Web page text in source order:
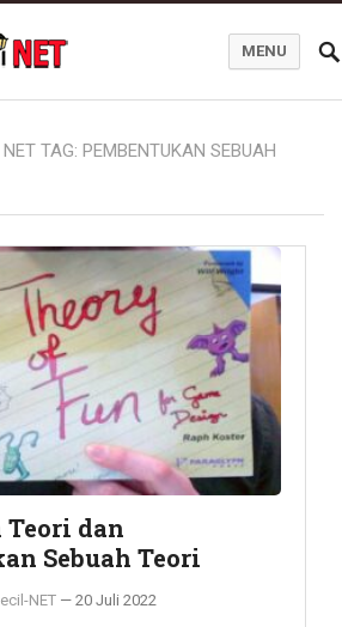
MENU
TAG: PEMBENTUKAN SEBUAH
Teori dan
Sebuah Teori
NET — 20 Juli 2022